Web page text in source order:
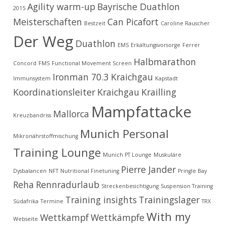
2015 Agility warm-up Bayrische Duathlon
Meisterschaften Bestzeit Can Picafort Caroline Rauscher
Der Weg Duathlon EMS Erkältungsvorsorge Ferrer
Concord FMS Functional Movement Screen Halbmarathon
Immunsystem Ironman 70.3 Kraichgau Kapstadt
Koordinationsleiter Kraichgau Krailling
Kreuzbandriss Mallorca Mampfattacke
Mikronährstoffmischung Munich Personal
Training Lounge Munich PT Lounge Muskuläre
Dysbalancen NFT Nutritional Finetuning Pierre Jander Pringle Bay
Reha Rennradurlaub Streckenbesichtigung Suspension Training
Südafrika Termine Training insights Trainingslager TRX
Webseite WettkampfWettkämpfeWith my